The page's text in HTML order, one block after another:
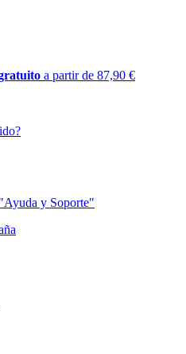
a partir de 87,90 €
y Soporte"